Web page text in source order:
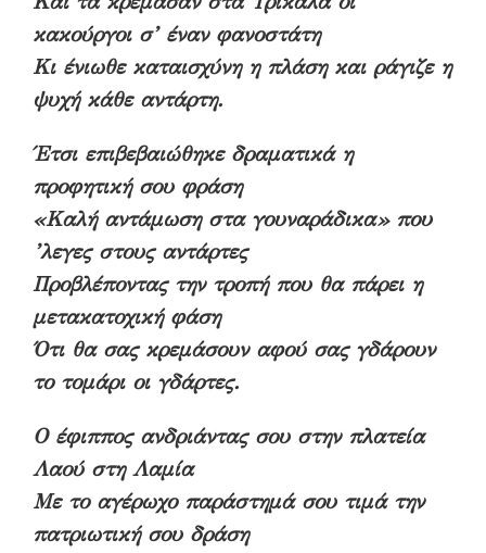
κακούργοι σ’ έναν φανοστάτη
Κι ένιωθε καταισχύνη η πλάση και ράγιζε η
ψυχή κάθε αντάρτη.
Έτσι επιβεβαιώθηκε δραματικά η
προφητική σου φράση
«Καλή αντάμωση στα γουναράδικα» που
’λεγες στους αντάρτες
Προβλέποντας την τροπή που θα πάρει η
μετακατοχική φάση
Ότι θα σας κρεμάσουν αφού σας γδάρουν
το τομάρι οι γδάρτες.
Ο έφιππος ανδριάντας σου στην πλατεία
Λαού στη Λαμία
Με το αγέρωχο παράστημά σου τιμά την
πατριωτική σου δράση